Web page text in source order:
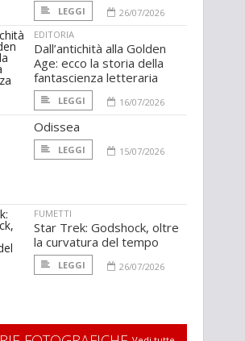
LEGGI
26/07/2026
EDITORIA
Dall’antichità alla Golden
Age: ecco la storia della
fantascienza letteraria
LEGGI 16/07/2026
Odissea
LEGGI 15/07/2026
FUMETTI
Star Trek: Godshock, oltre
la curvatura del tempo
LEGGI 26/07/2026